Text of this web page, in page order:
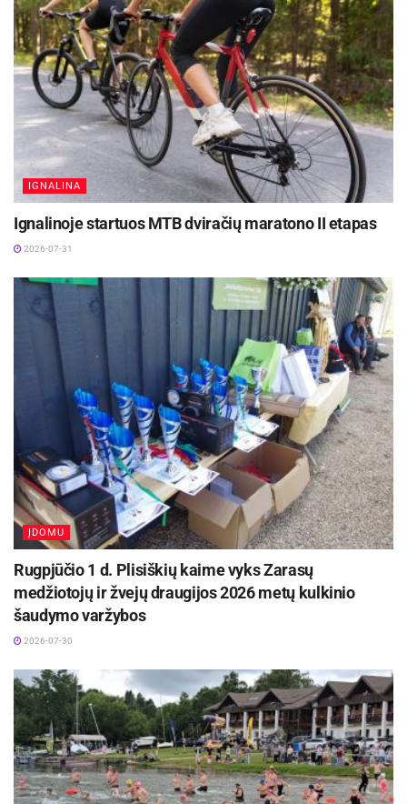
Aktualios naujienos
Kupiškio mariose vyks Baltijos vandens
motociklų čempionato finalas
2026-08-04
Ukmergėje – įtemptos 3×3 krepšinio kovos dėl
mero taurės „JUSEMA 2026“
2026-08-03
Į pirmąjį dešimtuką nusitaikiusio J.Kinderio viltys
žlugo jojimo rungtyje. Lietuvis sykį krito nuo
žirgo ir galiausiai liko be taškų jojimo rungtyje,
pakartodamas Lauros Asadauskaitės-
Zadneprovskienės rezultatą penktadienį.
Kombinuotoje rungtyje J.Kinderis dalyvavo tik
dėl garbės. Joje lietuvis surinko 613 taškų ir
bendroje įskaitoje su 1144 tšk. buvo 34-as.
sportas.ltinf.
IGNALINA
Ignalinoje startuos MTB dviračių maratono II etapas
2026-07-31
ĮDOMU
Rugpjūčio 1 d. Plisiškių kaime vyks Zarasų
medžiotojų ir žvejų draugijos 2026 metų kulkinio
šaudymo varžybos
2026-07-30